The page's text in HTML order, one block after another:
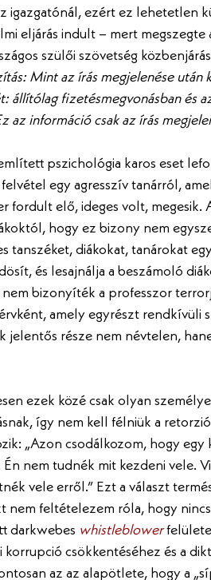
igazgatónál, ezért ez lehetetlen
eljárás indult – mert
szülői szövetség
Mint az írás megjelenése után
állítólag fizetésmegvonásban és
az információ csak az írás
pszichológia karos eset
felvétel egy agresszív tanárról,
fordult elő, ideges volt,
hogy ez bizony nem
tanszéket, diákokat, tanárokat
és lesajnálja a beszámoló
bizonyíték a professzor
amely egyrészt rendkívüli
jelentős része nem névtelen,
ezek közé csak olyan
így nem kell félniük a
„Azon csodálkozom, hogy
nem tudnék mit kezdeni vele.
vele erről.” Ezt a választ
nem feltételezem róla, hogy
darkwebes whistleblower
korrupció csökkentéséhez és a
az az alapötlete, hogy a